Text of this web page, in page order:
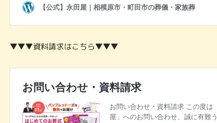
▼▼▼資料請求はこちら▼▼▼